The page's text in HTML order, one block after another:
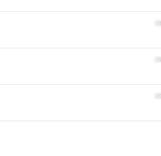
18
19
20